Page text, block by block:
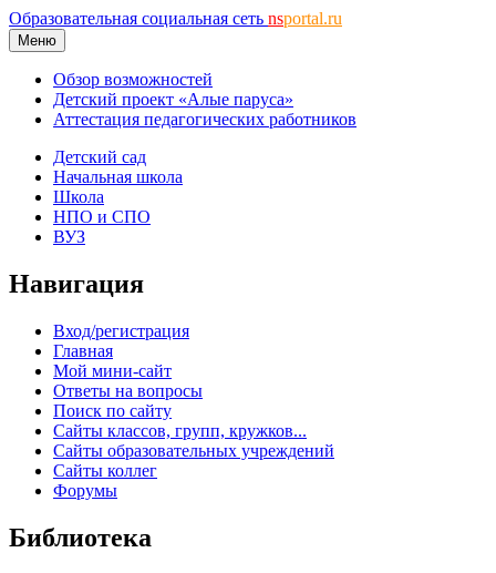
Образовательная социальная сеть nsportal.ru
Меню
Обзор возможностей
Детский проект «Алые паруса»
Аттестация педагогических работников
Детский сад
Начальная школа
Школа
НПО и СПО
ВУЗ
Навигация
Вход/регистрация
Главная
Мой мини-сайт
Ответы на вопросы
Поиск по сайту
Сайты классов, групп, кружков...
Сайты образовательных учреждений
Сайты коллег
Форумы
Библиотека